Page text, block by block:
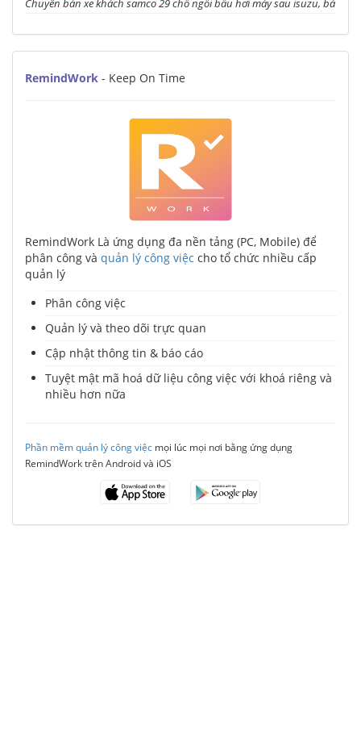
Chuyên bán xe khách samco 29 chỗ ngồi bầu hơi máy sau isuzu, bá
RemindWork - Keep On Time
RemindWork Là ứng dụng đa nền tảng (PC, Mobile) để
phân công và quản lý công việc cho tổ chức nhiều cấp
quản lý
Phân công việc
Quản lý và theo dõi trực quan
Cập nhật thông tin & báo cáo
Tuyệt mật mã hoá dữ liệu công việc với khoá riêng và
nhiều hơn nữa
Phần mềm quản lý công việc mọi lúc mọi nơi bằng ứng dụng
RemindWork trên Android và iOS